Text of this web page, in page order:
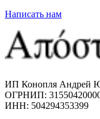
Написать нам
ИП Конопля Андрей
ОГРНИП:
ИНН: 504294353399